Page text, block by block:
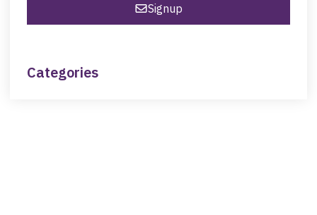
Signup
Categories